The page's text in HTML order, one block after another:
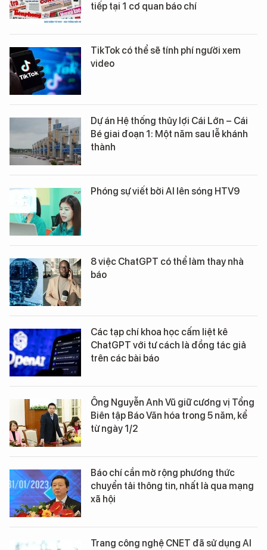
tiếp tại 1 cơ quan báo chí
TikTok có thể sẽ tính phí người xem
video
Dự án Hệ thống thủy lợi Cái Lớn – Cái
Bé giai đoạn 1: Một năm sau lễ khánh
thành
Phóng sự viết bởi AI lên sóng HTV9
8 việc ChatGPT có thể làm thay nhà
báo
Các tạp chí khoa học cấm liệt kê
ChatGPT với tư cách là đồng tác giả
trên các bài báo
Ông Nguyễn Anh Vũ giữ cương vị Tổng
Biên tập Báo Văn hóa trong 5 năm, kể
từ ngày 1/2
Báo chí cần mở rộng phương thức
chuyển tải thông tin, nhất là qua mạng
xã hội
Trang công nghệ CNET đã sử dụng AI